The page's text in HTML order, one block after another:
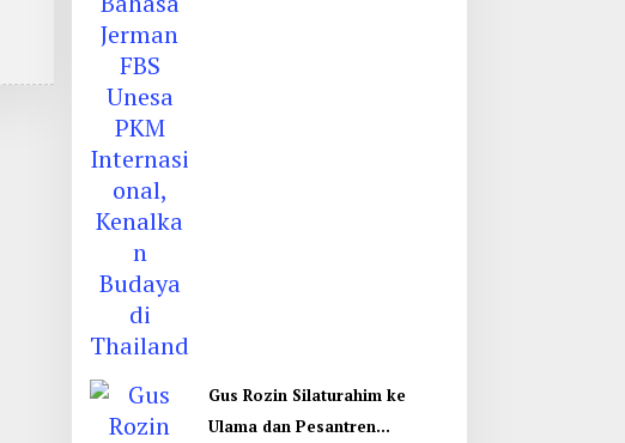
Gus Rozin Silaturahim ke
Ulama dan Pesantren